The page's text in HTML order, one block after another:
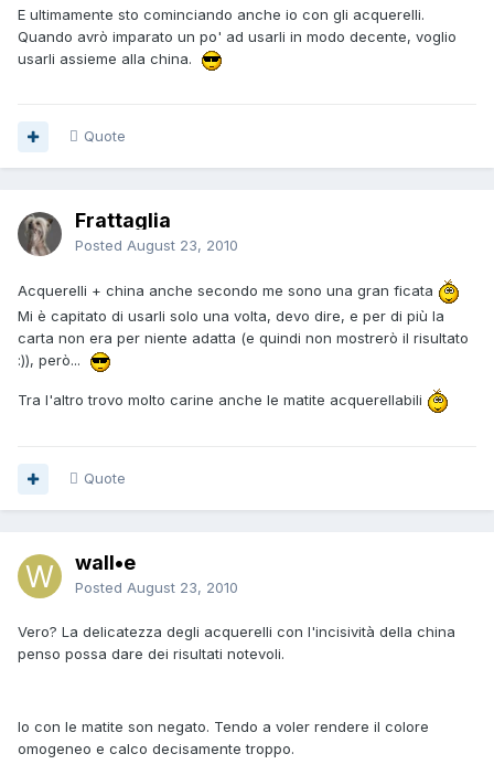
E ultimamente sto cominciando anche io con gli acquerelli.
Quando avrò imparato un po' ad usarli in modo decente, voglio
usarli assieme alla china.
Quote
Frattaglia
Posted August 23, 2010
Acquerelli + china anche secondo me sono una gran ficata
Mi è capitato di usarli solo una volta, devo dire, e per di più la
carta non era per niente adatta (e quindi non mostrerò il risultato
:)), però...
Tra l'altro trovo molto carine anche le matite acquerellabili
Quote
wall•e
Posted August 23, 2010
Vero? La delicatezza degli acquerelli con l'incisività della china
penso possa dare dei risultati notevoli.
Io con le matite son negato. Tendo a voler rendere il colore
omogeneo e calco decisamente troppo.